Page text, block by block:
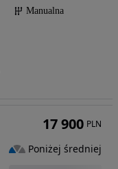
Manualna
17 900 PLN
Poniżej średniej